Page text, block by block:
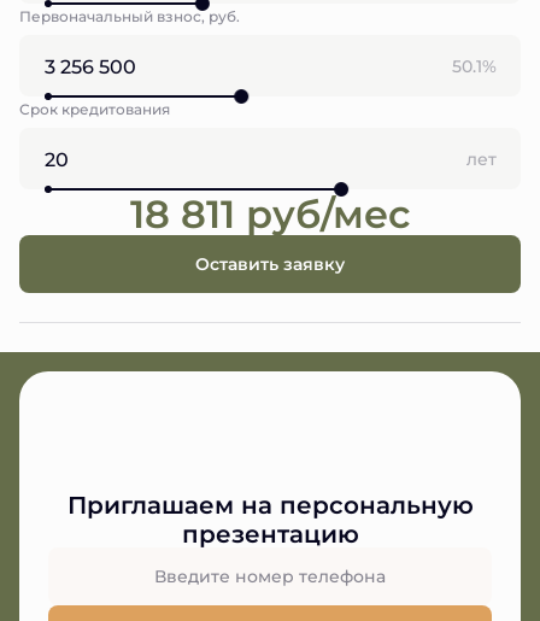
Первоначальный взнос, руб.
50.1%
Срок кредитования
лет
18 811 руб/мес
Оставить заявку
Приглашаем на персональную
презентацию